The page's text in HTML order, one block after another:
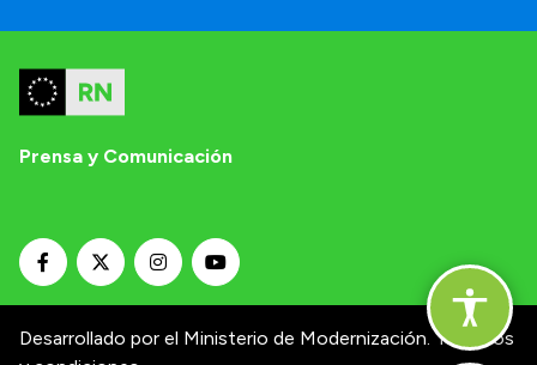
Prensa y Comunicación
Desarrollado por el Ministerio de Modernización. Términos